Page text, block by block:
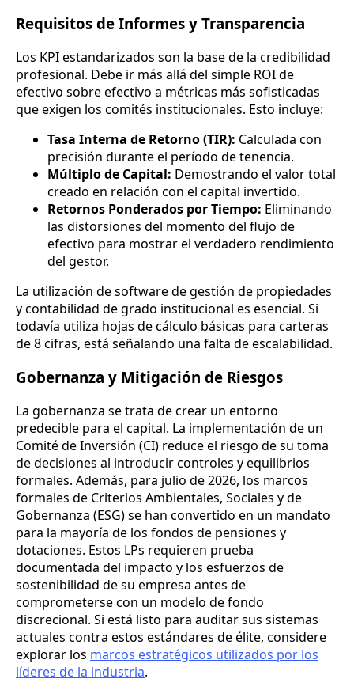
Requisitos de Informes y Transparencia
Los KPI estandarizados son la base de la credibilidad
profesional. Debe ir más allá del simple ROI de
efectivo sobre efectivo a métricas más sofisticadas
que exigen los comités institucionales. Esto incluye:
Tasa Interna de Retorno (TIR): Calculada con
precisión durante el período de tenencia.
Múltiplo de Capital: Demostrando el valor total
creado en relación con el capital invertido.
Retornos Ponderados por Tiempo: Eliminando
las distorsiones del momento del flujo de
efectivo para mostrar el verdadero rendimiento
del gestor.
La utilización de software de gestión de propiedades
y contabilidad de grado institucional es esencial. Si
todavía utiliza hojas de cálculo básicas para carteras
de 8 cifras, está señalando una falta de escalabilidad.
Gobernanza y Mitigación de Riesgos
La gobernanza se trata de crear un entorno
predecible para el capital. La implementación de un
Comité de Inversión (CI) reduce el riesgo de su toma
de decisiones al introducir controles y equilibrios
formales. Además, para julio de 2026, los marcos
formales de Criterios Ambientales, Sociales y de
Gobernanza (ESG) se han convertido en un mandato
para la mayoría de los fondos de pensiones y
dotaciones. Estos LPs requieren prueba
documentada del impacto y los esfuerzos de
sostenibilidad de su empresa antes de
comprometerse con un modelo de fondo
discrecional. Si está listo para auditar sus sistemas
actuales contra estos estándares de élite, considere
explorar los marcos estratégicos utilizados por los
líderes de la industria.